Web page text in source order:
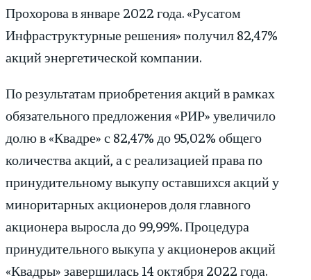
Прохорова в январе 2022 года. «Русатом
Инфраструктурные решения» получил 82,47%
акций энергетической компании.
По результатам приобретения акций в рамках
обязательного предложения «РИР» увеличило
долю в «Квадре» с 82,47% до 95,02% общего
количества акций, а с реализацией права по
принудительному выкупу оставшихся акций у
миноритарных акционеров доля главного
акционера выросла до 99,99%. Процедура
принудительного выкупа у акционеров акций
«Квадры» завершилась 14 октября 2022 года.